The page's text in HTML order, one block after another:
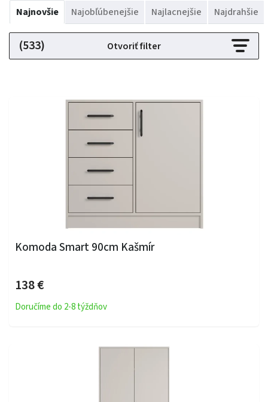
Najnovšie Najobľúbenejšie Najlacnejšie Najdrahšie
(533) Otvoriť filter
Komoda Smart 90cm Kašmír
138 €
Doručíme do 2-8 týždňov